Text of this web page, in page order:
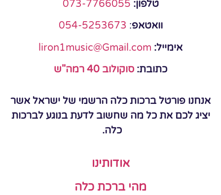
טלפון: 073-7766055
וואטאפ:
054-5253673
אימייל: liron1music@Gmail.com
כתובת: סוקולוב 40 רמה"ש
אנחנו פורטל ברכות כלה הרשמי של ישראל אשר
יציג לכם את כל מה שחשוב לדעת בנוגע לברכות
כלה.
אודותינו
מהי ברכת כלה